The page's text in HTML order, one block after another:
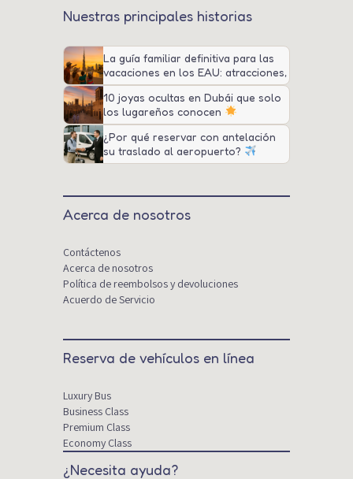
Nuestras principales historias
La guía familiar definitiva para las
vacaciones en los EAU: atracciones,
consejos y transporte
10 joyas ocultas en Dubái que solo
los lugareños conocen
¿Por qué reservar con antelación
su traslado al aeropuerto?
Acerca de nosotros
Contáctenos
Acerca de nosotros
Política de reembolsos y devoluciones
Acuerdo de Servicio
Reserva de vehículos en línea
Luxury Bus
Business Class
Premium Class
Economy Class
¿Necesita ayuda?